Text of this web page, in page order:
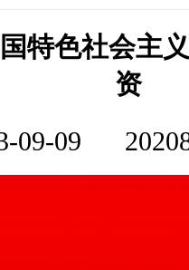
特色社会主
资
09-09